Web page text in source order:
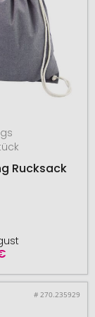
Rucksack
# 270.235929